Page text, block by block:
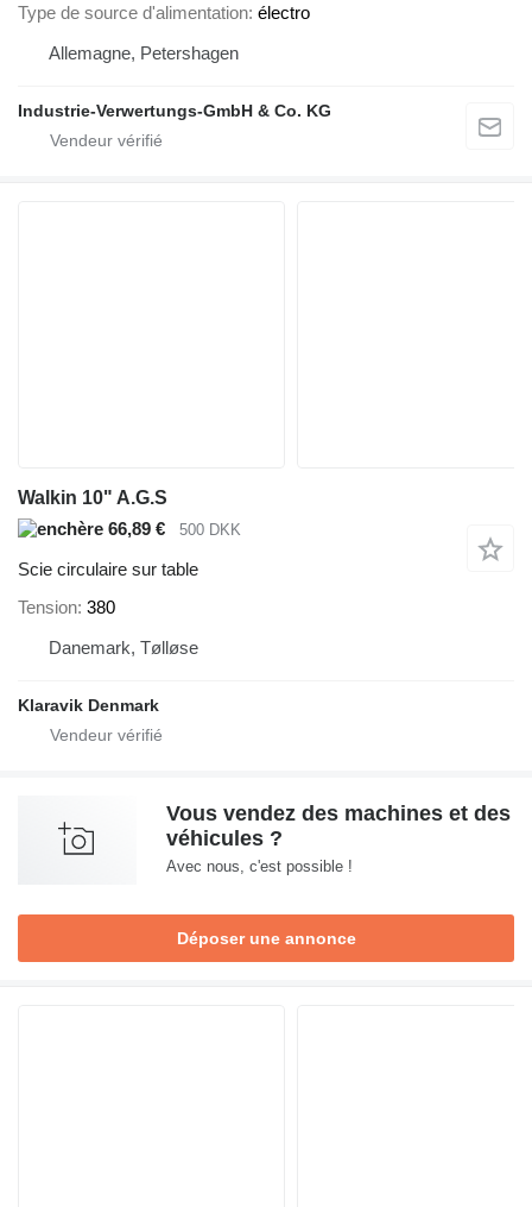
Type de source d'alimentation électro
Allemagne, Petershagen
Industrie-Verwertungs-GmbH & Co. KG
Walkin 10" A.G.S
66,89 €
500 DKK
Scie circulaire sur table
Tension 380
Danemark, Tølløse
Klaravik Denmark
Vous vendez des machines et des
véhicules ?
Avec nous, c'est possible !
Déposer une annonce